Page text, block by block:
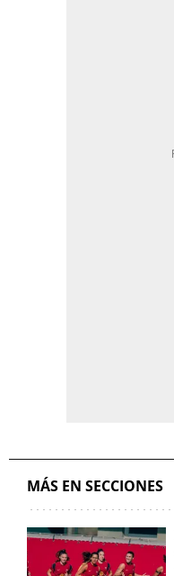
MÁS EN SECCIONES